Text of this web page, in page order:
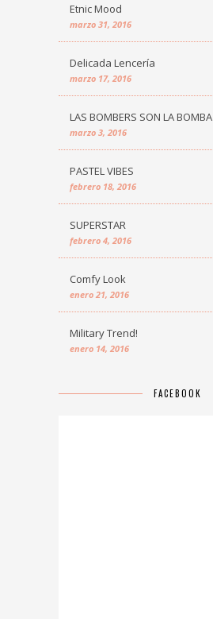
Etnic Mood
marzo 31, 2016
Delicada Lencería
marzo 17, 2016
LAS BOMBERS SON LA BOMBA
marzo 3, 2016
PASTEL VIBES
febrero 18, 2016
SUPERSTAR
febrero 4, 2016
Comfy Look
enero 21, 2016
Military Trend!
enero 14, 2016
FACEBOOK